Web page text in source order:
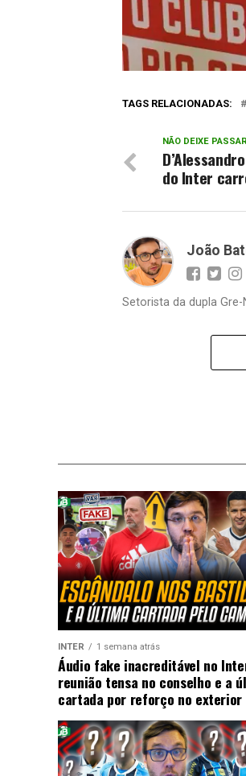
TAGS RELACIONADAS:
NÃO DEIXE PASSAR
do Inter
João
Setorista da dupla
INTER 1 semana atrás
Áudio fake inacreditável no
reunião tensa no conselho e a
cartada por reforço no exterior